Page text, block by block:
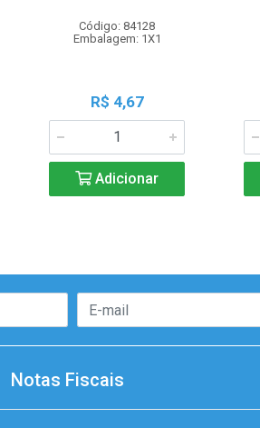
Código: 84128
Embalagem: 1X1
R$ 4,67
Adicionar
Notas Fiscais